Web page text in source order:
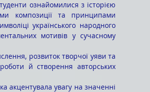
композиції та принципами
українського народного
мотивів у сучасному
роботи й створення авторських